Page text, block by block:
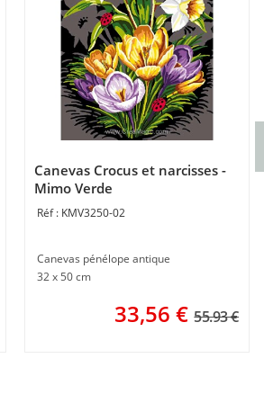
Canevas Crocus et narcisses -
Mimo Verde
KMV3250-02
Canevas pénélope antique
32 x 50 cm
33,56 € 55.93 €